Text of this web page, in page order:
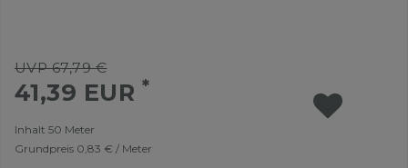
UVP 67,79 €
41,39 EUR *
Inhalt 50 Meter
Grundpreis 0,83 € / Meter